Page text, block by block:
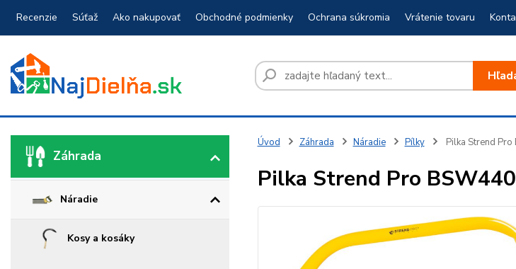
Recenzie Súťaž Ako nakupovať Obchodné podmienky Ochrana súkromia Vrátenie tovaru
Záhrada
Náradie
Kosy a kosáky
Úvod Záhrada Náradie Pílky Pilka Strend
Pilka Strend Pro